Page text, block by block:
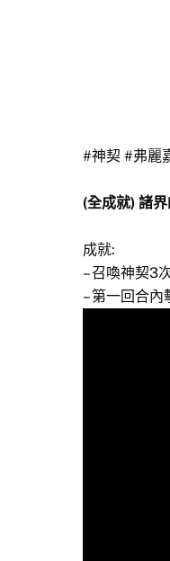
#神契 #弗麗
(全成就) 諸
成就:
– 召喚神契3
– 第一回合內